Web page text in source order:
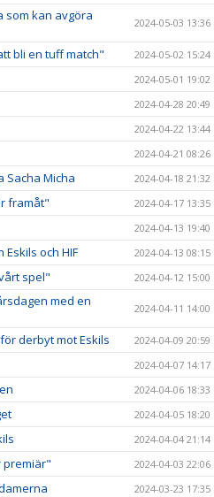
som kan avgöra
2024-05-03 13:36
bli en tuff match" 2024-05-02 15:24
2024-05-01 19:02
2024-04-28 20:49
2024-04-22 13:44
2024-04-21 08:26
Sacha Micha 2024-04-18 21:32
framåt" 2024-04-17 13:35
2024-04-13 19:40
och HIF 2024-04-13 08:15
spel" 2024-04-12 15:00
med en
2024-04-11 14:00
derbyt mot Eskils 2024-04-09 20:59
2024-04-07 14:17
2024-04-06 18:33
2024-04-05 18:20
2024-04-04 21:14
premiär" 2024-04-03 22:06
2024-03-23 17:35